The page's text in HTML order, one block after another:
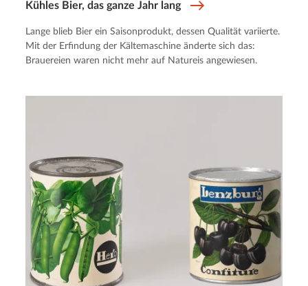
Kühles Bier, das ganze Jahr lang
Lange blieb Bier ein Saisonprodukt, dessen Qualität variierte.
Mit der Erfindung der Kältemaschine änderte sich das:
Brauereien waren nicht mehr auf Natureis angewiesen.